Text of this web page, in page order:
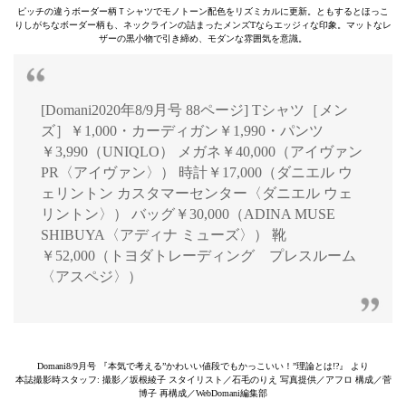
ピッチの違うボーダー柄Ｔシャツでモノトーン配色をリズミカルに更新。ともするとほっこ
りしがちなボーダー柄も、ネックラインの詰まったメンズTならエッジィな印象。マットなレ
ザーの黒小物で引き締め、モダンな雰囲気を意識。
[Domani2020年8/9月号 88ページ] Tシャツ［メン
ズ］￥1,000・カーディガン￥1,990・パンツ
￥3,990（UNIQLO） メガネ￥40,000（アイヴァン
PR〈アイヴァン〉） 時計￥17,000（ダニエル ウ
ェリントン カスタマーセンター〈ダニエル ウェ
リントン〉） バッグ￥30,000（ADINA MUSE
SHIBUYA〈アディナ ミューズ〉） 靴
￥52,000（トヨダトレーディング プレスルーム
〈アスペジ〉）
Domani8/9月号 『本気で考える”かわいい値段でもかっこいい！”理論とは!?』 より
本誌撮影時スタッフ: 撮影／坂根綾子 スタイリスト／石毛のりえ 写真提供／アフロ 構成／菅
博子 再構成／WebDomani編集部